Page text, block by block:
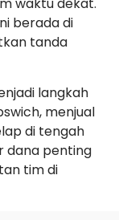
berada di
tanda
langkah
menjual
di tengah
dana penting
tim di